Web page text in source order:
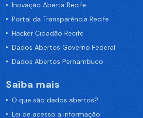
Inovação Aberta Recife
Portal da Transparência Recife
Hacker Cidadão Recife
Dados Abertos Governo Federal
Dados Abertos Pernambuco
Saiba mais
O que são dados abertos?
Lei de acesso a informação